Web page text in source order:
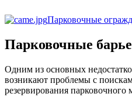
Парковочные
Парковочные
Одним из основных
возникают проблемы с
резервирования парковочного